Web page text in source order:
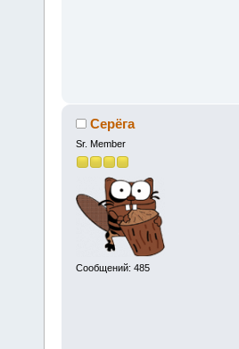
Серёга
Sr. Member
Сообщений: 485